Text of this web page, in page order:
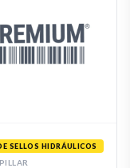
SELLOS HIDRÁULICOS